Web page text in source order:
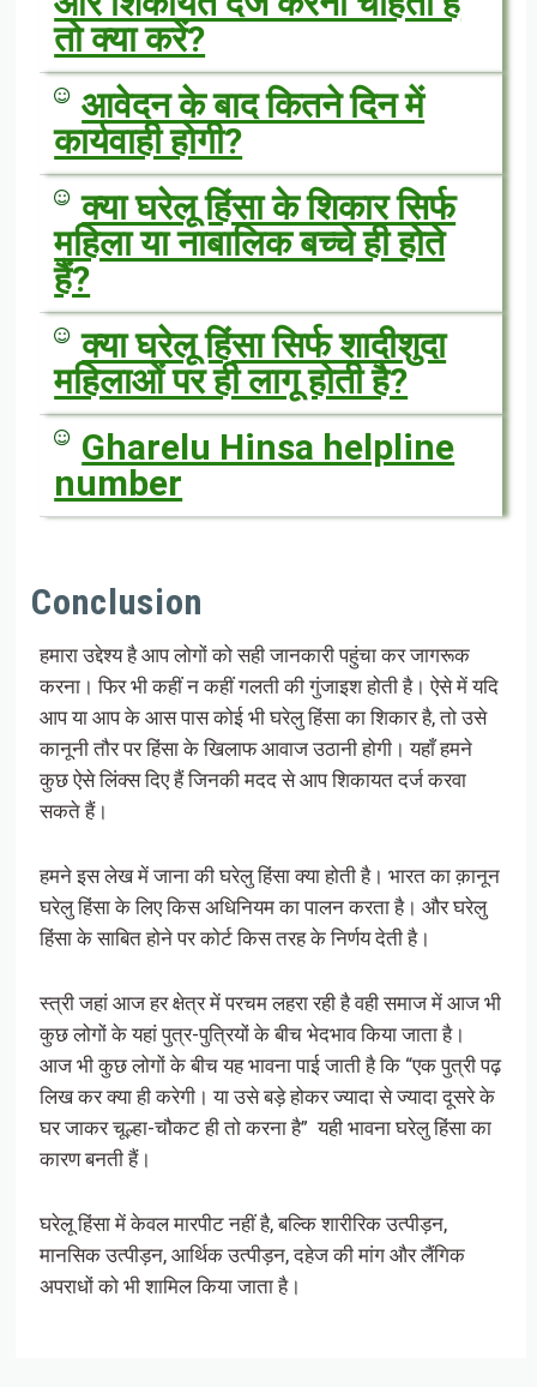
तो क्या करें?
आवेदन के बाद कितने दिन में
कार्यवाही होगी?
क्या घरेलू हिंसा के शिकार सिर्फ
महिला या नाबालिक बच्चे ही होते
हैं?
क्या घरेलू हिंसा सिर्फ शादीशुदा
महिलाओं पर ही लागू होती है?
Gharelu Hinsa helpline
number
Conclusion
हमारा उद्देश्य है आप लोगों को सही जानकारी पहुंचा कर जागरूक
करना। फिर भी कहीं न कहीं गलती की गुंजाइश होती है। ऐसे में यदि
आप या आप के आस पास कोई भी घरेलु हिंसा का शिकार है, तो उसे
कानूनी तौर पर हिंसा के खिलाफ आवाज उठानी होगी। यहाँ हमने
कुछ ऐसे लिंक्स दिए हैं जिनकी मदद से आप शिकायत दर्ज करवा
सकते हैं।
हमने इस लेख में जाना की घरेलु हिंसा क्या होती है। भारत का क़ानून
घरेलु हिंसा के लिए किस अधिनियम का पालन करता है। और घरेलु
हिंसा के साबित होने पर कोर्ट किस तरह के निर्णय देती है।
स्त्री जहां आज हर क्षेत्र में परचम लहरा रही है वही समाज में आज भी
कुछ लोगों के यहां पुत्र-पुत्रियों के बीच भेदभाव किया जाता है।
आज भी कुछ लोगों के बीच यह भावना पाई जाती है कि “एक पुत्री पढ़
लिख कर क्या ही करेगी। या उसे बड़े होकर ज्यादा से ज्यादा दूसरे के
घर जाकर चूल्हा-चौकट ही तो करना है” यही भावना घरेलु हिंसा का
कारण बनती हैं।
घरेलू हिंसा में केवल मारपीट नहीं है, बल्कि शारीरिक उत्पीड़न,
मानसिक उत्पीड़न, आर्थिक उत्पीड़न, दहेज की मांग और लैंगिक
अपराधों को भी शामिल किया जाता है।